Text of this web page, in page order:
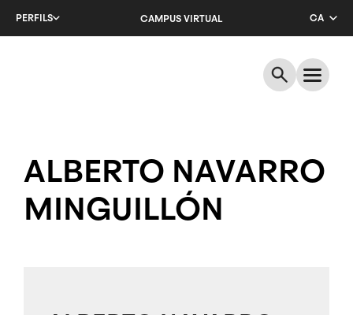
PERFILS CAMPUS VIRTUAL
CA
ES
ALBERTO NAVARRO
MINGUILLÓN